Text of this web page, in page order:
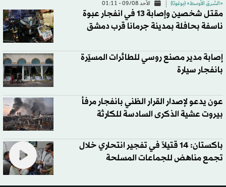
«الشرق الأوسط» (بوغوتا) الأحد 09/08 - 01:11
مقتل شخصين وإصابة 13 في انفجار عبوة
ناسفة بحافلة بمدينة جرمانا قرب دمشق
إصابة مدير مصنع روسي للطائرات المسيّرة
بانفجار سيارة
عون يدعو لإصدار القرار الظني بانفجار مرفأ
بيروت عشية الذكرى السادسة للكارثة
باكستان: 14 قتيلاً في تفجير انتحاري خلال
تجمع مناهض للجماعات المسلحة